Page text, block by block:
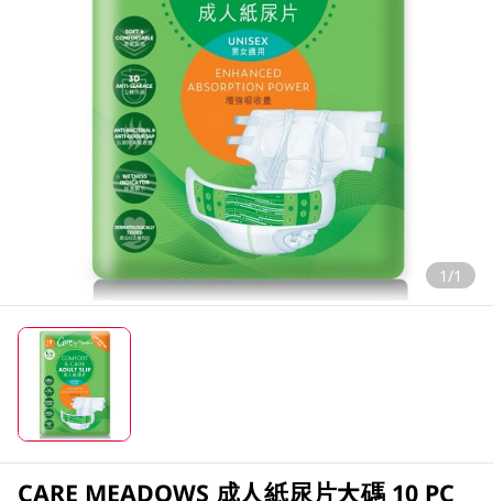
1/1
CARE MEADOWS 成人紙尿片大碼 10 PC